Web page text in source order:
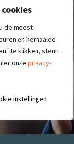
de meest
en herhaalde
te klikken, stemt
onze privacy-
instellingen
en door gebruik te